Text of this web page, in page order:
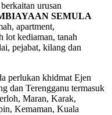
urusan
SEMULA
apartment,
lot kediaman, tanah
pejabat, kilang dan
perlukan khidmat Ejen
dan Terengganu termasuk
Maran, Karak,
Kemaman, Kuala